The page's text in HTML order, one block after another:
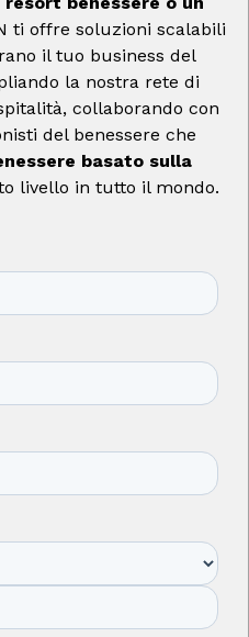
ti offre soluzioni scalabili
il tuo business del
la nostra rete di
collaborando con
del benessere che
basato sulla
livello in tutto il mondo.